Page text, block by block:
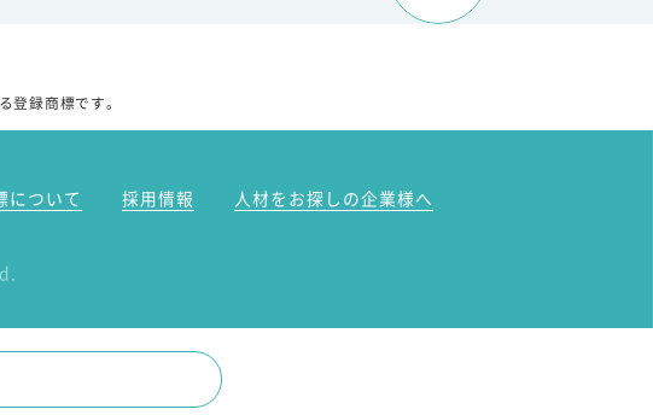
登録商標です。
について 採用情報
人材をお探しの企業様へ